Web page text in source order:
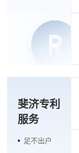
斐济专利
服务
足不出户